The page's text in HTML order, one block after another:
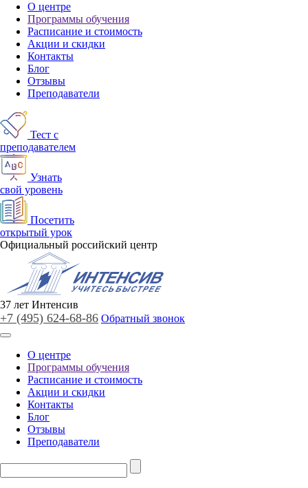
О центре
Программы обучения
Расписание и стоимость
Акции и скидки
Контакты
Блог
Отзывы
Преподаватели
Тест с
преподавателем
Узнать
свой уровень
Посетить
открытый урок
Официальный российский центр
37 лет Интенсив
+7 (495) 624-68-86 Обратный звонок
О центре
Программы обучения
Расписание и стоимость
Акции и скидки
Контакты
Блог
Отзывы
Преподаватели